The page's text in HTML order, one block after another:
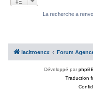
La recherche a
lacitroencx Forum
Développé parphpBB
Traduction